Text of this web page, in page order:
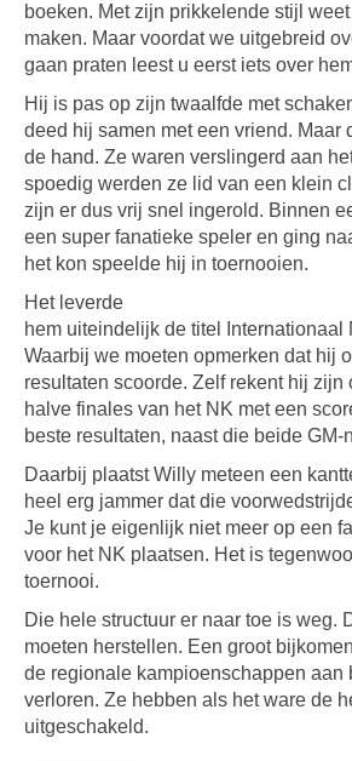
boeken. Met zijn prikkelende stijl
maken. Maar voordat we uitgebreid
gaan praten leest u eerst iets over
Hij is pas op zijn twaalfde met
deed hij samen met een vriend. Maar
de hand. Ze waren verslingerd aan
spoedig werden ze lid van een klein
zijn er dus vrij snel ingerold. Binnen
een super fanatieke speler en ging
het kon speelde hij in toernooien.
Het leverde
hem uiteindelijk de titel Internationaal
Waarbij we moeten opmerken dat hij
resultaten scoorde. Zelf rekent hij zijn
halve finales van het NK met een
beste resultaten, naast die beide GM-
Daarbij plaatst Willy meteen een
heel erg jammer dat die
Je kunt je eigenlijk niet meer op een
voor het NK plaatsen. Het is
toernooi.
Die hele structuur er naar toe is weg.
moeten herstellen. Een groot
de regionale kampioenschappen aan
verloren. Ze hebben als het ware de
uitgeschakeld.